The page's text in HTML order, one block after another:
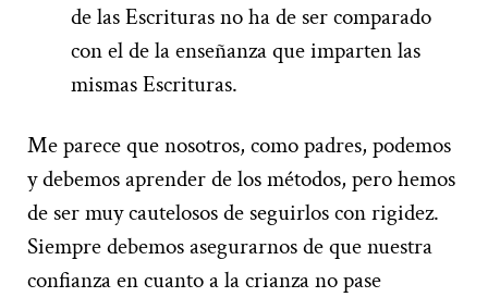
de las Escrituras no ha de ser comparado
con el de la enseñanzaque impartenlas
mismas Escrituras.
Me parece que nosotros, como padres, podemos
y debemos aprender de los métodos, perohemos
de ser muy cautelosos de seguirloscon rigidez.
Siempre debemos asegurarnos de que nuestra
confianza encuanto ala crianza nopase